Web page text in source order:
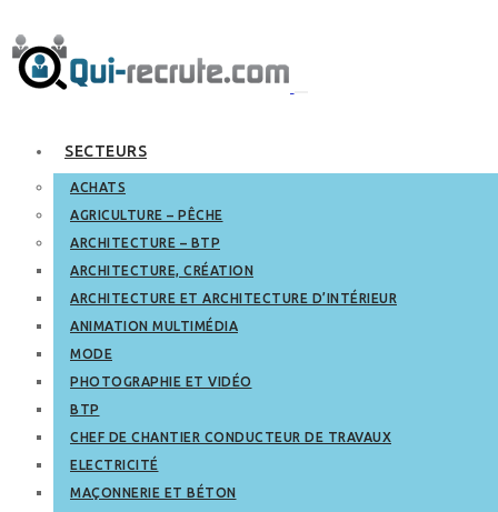
SECTEURS
ACHATS
AGRICULTURE – PÊCHE
ARCHITECTURE – BTP
ARCHITECTURE, CRÉATION
ARCHITECTURE ET ARCHITECTURE D’INTÉRIEUR
ANIMATION MULTIMÉDIA
MODE
PHOTOGRAPHIE ET VIDÉO
BTP
CHEF DE CHANTIER CONDUCTEUR DE TRAVAUX
ELECTRICITÉ
MAÇONNERIE ET BÉTON